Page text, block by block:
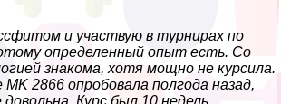
и участвую в турнирах по
определенный опыт есть. Со
знакома, хотя мощно не курсила.
2866 опробовала полгода назад,